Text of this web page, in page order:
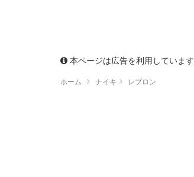
本ページは広告を利用しています
ホーム ナイキ レブロン